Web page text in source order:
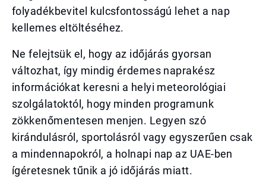
folyadékbevitel kulcsfontosságú lehet a nap
kellemes eltöltéséhez.
Ne felejtsük el, hogy az időjárás gyorsan
változhat, így mindig érdemes naprakész
információkat keresni a helyi meteorológiai
szolgálatoktól, hogy minden programunk
zökkenőmentesen menjen. Legyen szó
kirándulásról, sportolásról vagy egyszerűen csak
a mindennapokról, a holnapi nap az UAE-ben
ígéretesnek tűnik a jó időjárás miatt.